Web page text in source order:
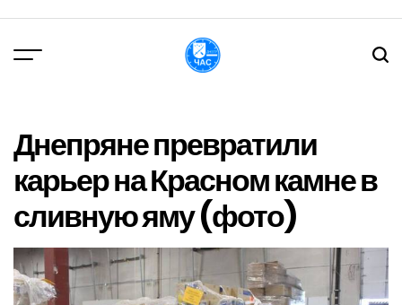
вмісту
Днепряне превратили
карьер на Красном камне в
сливную яму (фото)